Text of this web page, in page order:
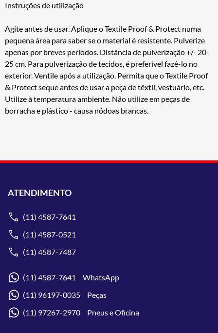
Instruções de utilização
Agite antes de usar. Aplique o Textile Proof & Protect numa
pequena área para saber se o material é resistente. Pulverize
apenas por breves períodos. Distância de pulverização +/- 20-
25 cm. Para pulverização de tecidos, é preferível fazê-lo no
exterior. Ventile após a utilização. Permita que o Textile Proof
& Protect seque antes de usar a peça de têxtil, vestuário, etc.
Utilize à temperatura ambiente. Não utilize em peças de
borracha e plástico - causa nódoas brancas.
ATENDIMENTO
(11) 4587-7641
(11) 4587-0521
(11) 4587-7487
(11) 4587-7641 WhatsApp
(11) 96197-0035 Peças
(11) 97267-2970 Pneus e Oficina